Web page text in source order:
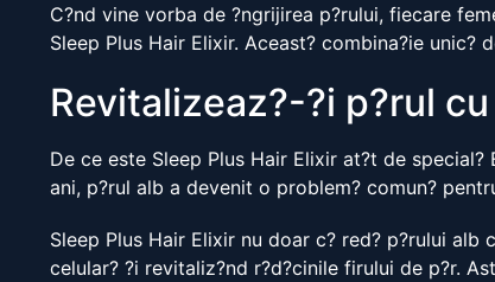
C?nd vine vorba de ?ngrijirea p?rului, fiecare
Sleep Plus Hair Elixir. Aceast? combina?ie
Revitalizeaz?-?i p?rul
De ce este Sleep Plus Hair Elixir at?t de
ani, p?rul alb a devenit o problem? comun?
Sleep Plus Hair Elixir nu doar c? red? p?rului alb
celular? ?i revitaliz?nd r?d?cinile firului de p?r.